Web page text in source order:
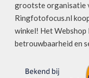
grootste organisatie
Ringfotofocus.nl
winkel! Het
betrouwbaarheid en